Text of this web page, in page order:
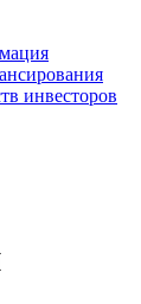
инвесторов